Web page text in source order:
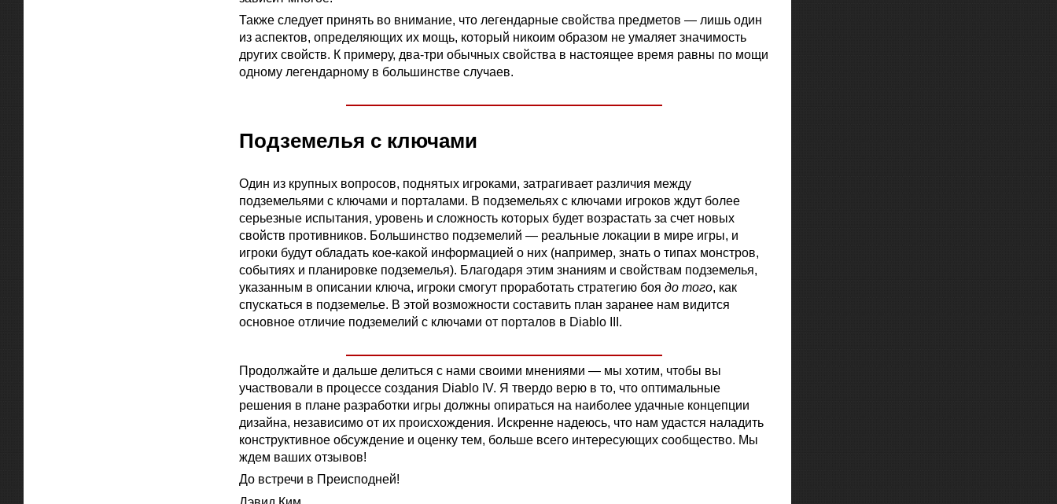
Также следует принять во внимание, что легендарные свойства предметов — лишь один
из аспектов, определяющих их мощь, который никоим образом не умаляет значимость
других свойств. К примеру, два-три обычных свойства в настоящее время равны по мощи
одному легендарному в большинстве случаев.
Подземелья с ключами
Один из крупных вопросов, поднятых игроками, затрагивает различия между
подземельями с ключами и порталами. В подземельях с ключами игроков ждут более
серьезные испытания, уровень и сложность которых будет возрастать за счет новых
свойств противников. Большинство подземелий — реальные локации в мире игры, и
игроки будут обладать кое-какой информацией о них (например, знать о типах монстров,
событиях и планировке подземелья). Благодаря этим знаниям и свойствам подземелья,
указанным в описании ключа, игроки смогут проработать стратегию боя до того, как
спускаться в подземелье. В этой возможности составить план заранее нам видится
основное отличие подземелий с ключами от порталов в Diablo III.
Продолжайте и дальше делиться с нами своими мнениями — мы хотим, чтобы вы
участвовали в процессе создания Diablo IV. Я твердо верю в то, что оптимальные
решения в плане разработки игры должны опираться на наиболее удачные концепции
дизайна, независимо от их происхождения. Искренне надеюсь, что нам удастся наладить
конструктивное обсуждение и оценку тем, больше всего интересующих сообщество. Мы
ждем ваших отзывов!
До встречи в Преисподней!